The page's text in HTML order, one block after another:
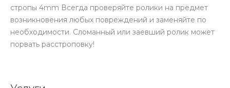
стропы 4mm Всегда проверяйте ролики на предмет
возникновения любых повреждений и заменяйте по
необходимости. Сломанный или заевший ролик может
порвать расстроповку!